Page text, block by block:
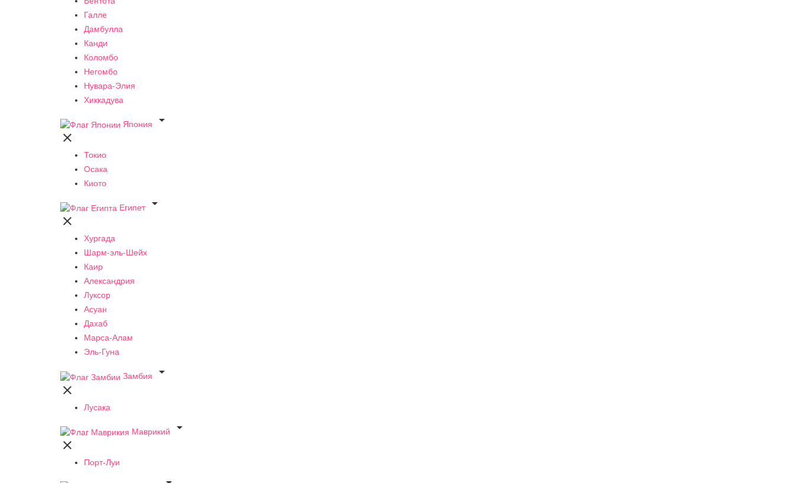
Галле
Дамбулла
Канди
Коломбо
Негомбо
Нувара-Элия
Хиккадува
Япония


Токио
Осака
Киото
Египет


Хургада
Шарм-эль-Шейх
Каир
Александрия
Луксор
Асуан
Дахаб
Марса-Алам
Эль-Гуна
Замбия


Лусака
Маврикий


Порт-Луи